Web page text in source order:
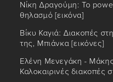
Νίκη Δραγούμη: Το
θηλασμό [εικόνα]
Βίκυ Καγιά: Διακοπές
της, Μπιάνκα [εικόνες]
Ελένη Μενεγάκη -
Καλοκαιρινές διακοπές